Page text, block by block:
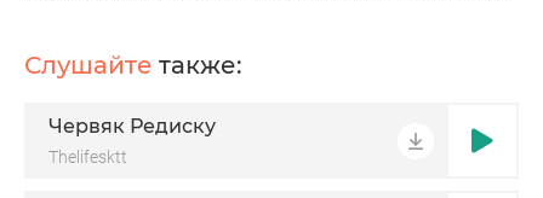
Слушайте также:
Червяк Редиску
Thelifesktt